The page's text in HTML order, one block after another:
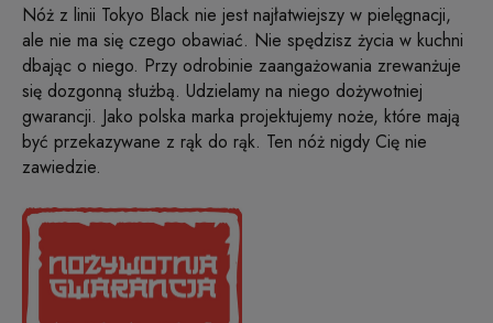
Nóż z linii Tokyo Black nie jest najłatwiejszy w pielęgnacji,
ale nie ma się czego obawiać. Nie spędzisz życia w kuchni
dbając o niego. Przy odrobinie zaangażowania zrewanżuje
się dozgonną służbą. Udzielamy na niego dożywotniej
gwarancji. Jako polska marka projektujemy noże, które mają
być przekazywane z rąk do rąk. Ten nóż nigdy Cię nie
zawiedzie.